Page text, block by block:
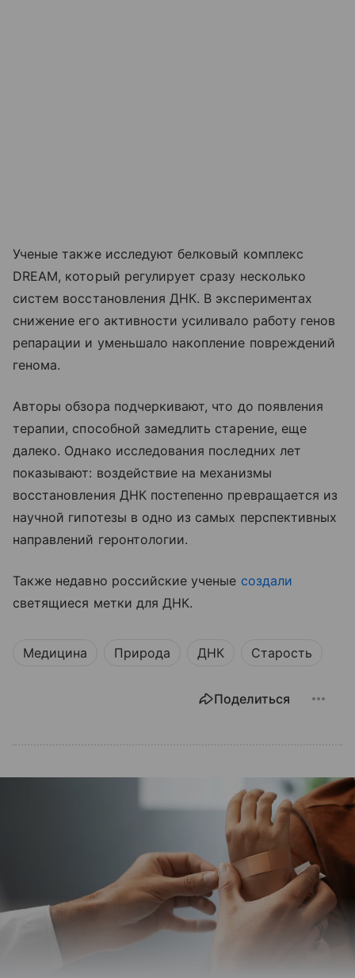
Ученые также исследуют белковый комплекс
DREAM, который регулирует сразу несколько
систем восстановления ДНК. В экспериментах
снижение его активности усиливало работу генов
репарации и уменьшало накопление повреждений
генома.
Авторы обзора подчеркивают, что до появления
терапии, способной замедлить старение, еще
далеко. Однако исследования последних лет
показывают: воздействие на механизмы
восстановления ДНК постепенно превращается из
научной гипотезы в одно из самых перспективных
направлений геронтологии.
Также недавно российские ученые создали
светящиеся метки для ДНК.
Медицина Природа ДНК Старость
Поделиться